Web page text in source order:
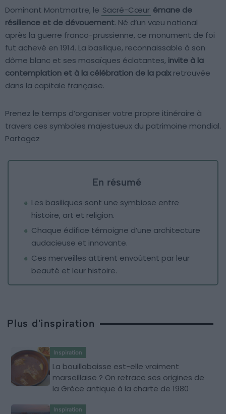
Dominant Montmartre, le Sacré-Cœur émane de
résilience et de dévouement. Né d’un vœu national
après la guerre franco-prussienne, ce monument de foi
fut achevé en 1914. La basilique, reconnaissable à son
dôme blanc et ses mosaïques éclatantes, invite à la
contemplation et à la célébration de la paixretrouvée
dans la capitale française.
Prenez le temps d’organiser votre propre itinéraire à
travers ces symboles majestueux du patrimoine mondial.
Partagez
En résumé
Les basiliques sont une symbiose entre
histoire, art et religion.
Chaque édifice témoigne d’une architecture
audacieuse et innovante.
Ces merveilles attirent envoûtent par leur
beauté et leur histoire.
Plus d'inspiration
Inspiration
La bouillabaisse est-elle vraiment
marseillaise ? On retrace ses origines de
la Grèce antique à la charte de 1980
Inspiration